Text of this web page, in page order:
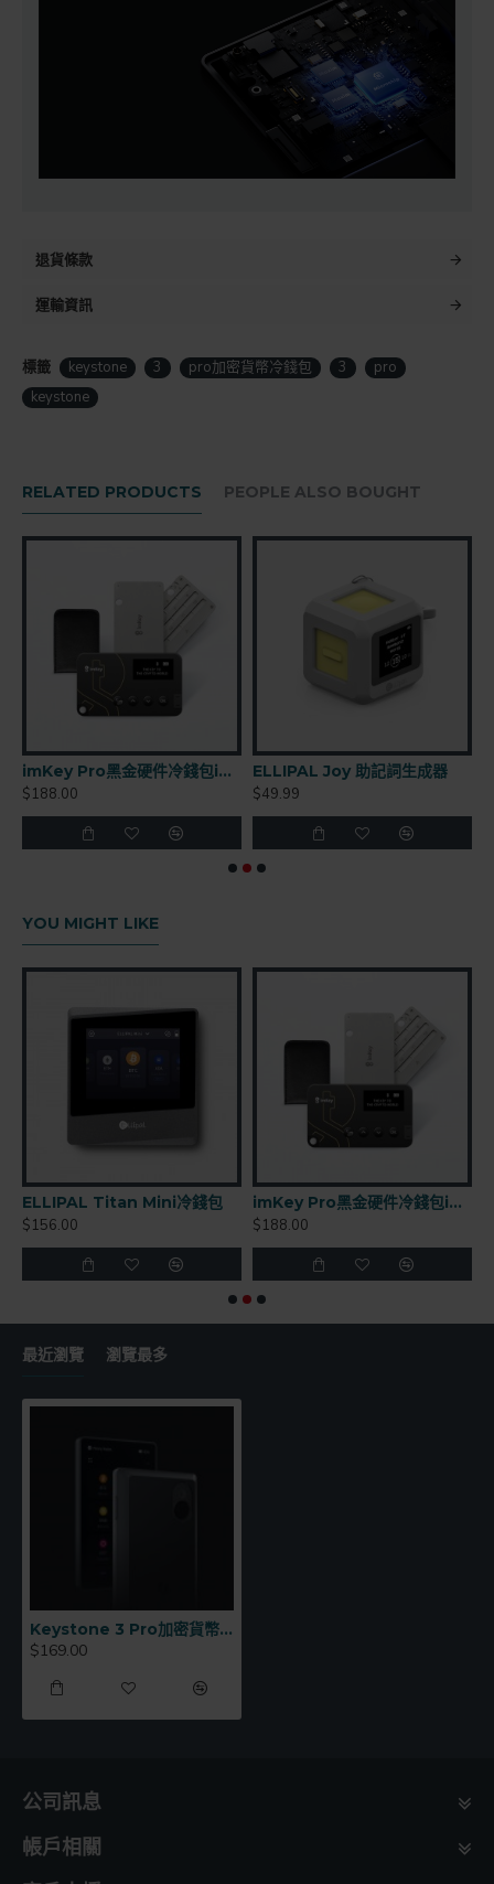
退貨條款
運輸資訊
標籤 keystone 3 pro加密貨幣冷錢包 3
pro
keystone
RELATED PRODUCTS PEOPLE ALSO BOUGHT
imKey Pro黑金硬件冷錢包imToken出品
$188.00
ELLIPAL Joy 助記詞生成器
$49.99
YOU MIGHT LIKE
ELLIPAL Titan Mini冷錢包
$156.00
imKey Pro黑金硬件冷錢包imToken出品
$188.00
最近瀏覽 瀏覽最多
Keystone 3 Pro加密貨幣冷錢包
$169.00
公司訊息
帳戶相關